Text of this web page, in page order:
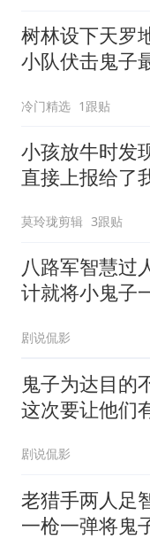
树林设下天罗
小队伏击鬼子
冷门精选 1跟贴
小孩放牛时发
直接上报给了
莫玲珑剪辑 3跟贴
八路军智慧过
计就将小鬼子
剧说侃影
鬼子为达目的
这次要让他们
剧说侃影
老猎手两人足
一枪一弹将鬼